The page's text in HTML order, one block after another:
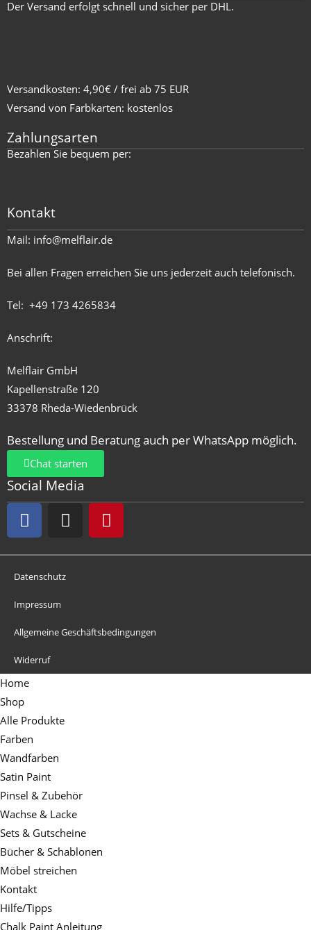
Der Versand erfolgt schnell und sicher per DHL.
Versandkosten: 4,90€ / frei ab 75 EUR
Versand von Farbkarten: kostenlos
Zahlungsarten
Bezahlen Sie bequem per:
Kontakt
Mail: info@melflair.de
Bei allen Fragen erreichen Sie uns jederzeit auch telefonisch.
Tel: +49 173 4265834
Anschrift:
Melflair GmbH
Kapellenstraße 120
33378 Rheda-Wiedenbrück
Bestellung und Beratung auch per WhatsApp möglich.
Chat starten
Social Media
Datenschutz
Impressum
Allgemeine Geschäftsbedingungen
Widerruf
Home
Shop
Alle Produkte
Farben
Wandfarben
Satin Paint
Pinsel & Zubehör
Wachse & Lacke
Sets & Gutscheine
Bücher & Schablonen
Möbel streichen
Kontakt
Hilfe/Tipps
Chalk Paint Anleitung